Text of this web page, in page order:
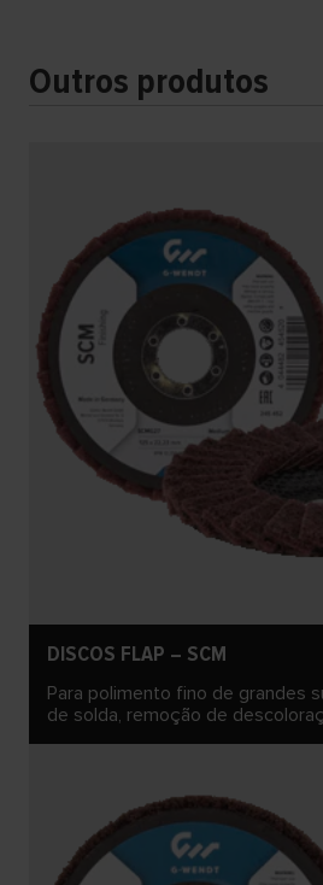
Outros produtos
DISCOS FLAP – SCM
Para polimento fino de grandes
de solda, remoção de